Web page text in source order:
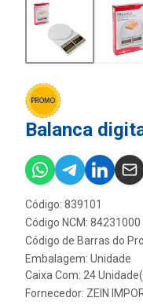
Balanca
Código: 839101
Código NCM: 84231000
Código de Barras do
Embalagem: Unidade
Caixa Com: 24
Fornecedor: ZEIN